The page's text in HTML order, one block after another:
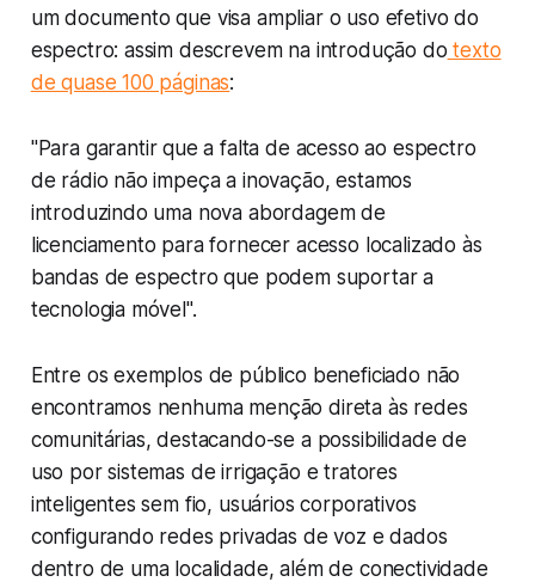
um documento que visa ampliar o uso efetivo do
espectro: assim descrevem na introdução do texto
de quase 100 páginas:
"Para garantir que a falta de acesso ao espectro
de rádio não impeça a inovação, estamos
introduzindo uma nova abordagem de
licenciamento para fornecer acesso localizado às
bandas de espectro que podem suportar a
tecnologia móvel ".
Entre os exemplos de público beneficiado não
encontramos nenhuma menção direta às redes
comunitárias, destacando-se a possibilidade de
uso por sistemas de irrigação e tratores
inteligentes sem fio, usuários corporativos
configurando redes privadas de voz e dados
dentro de uma localidade, além de conectividade